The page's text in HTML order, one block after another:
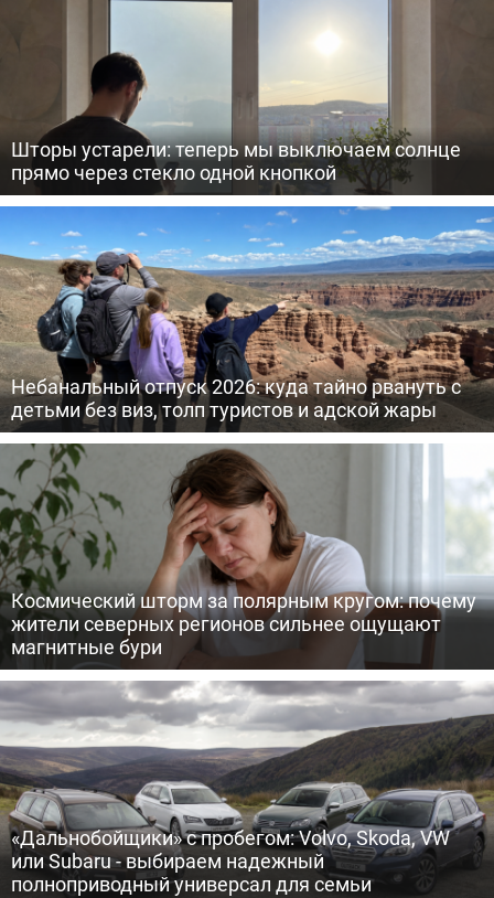
Шторы устарели: теперь мы выключаем солнце
прямо через стекло одной кнопкой
Небанальный отпуск 2026: куда тайно рвануть с
детьми без виз, толп туристов и адской жары
Космический шторм за полярным кругом: почему
жители северных регионов сильнее ощущают
магнитные бури
«Дальнобойщики» с пробегом: Volvo, Skoda, VW
или Subaru - выбираем надежный
полноприводный универсал для семьи